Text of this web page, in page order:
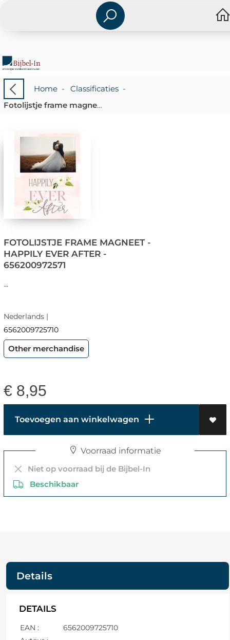
Home- Classificaties-
Fotolijstje frame magneet - Happily ever after - 656200972571
FOTOLIJSTJE FRAME MAGNEET -
HAPPILY EVER AFTER -
656200972571
...
Nederlands |
6562009725710
Other merchandise
€ 8,95
Toevoegen aan winkelwagen
Voorraad informatie
Niet op voorraad bij de Bijbel-In
Beschikbaar
Details
DETAILS
EAN :
6562009725710